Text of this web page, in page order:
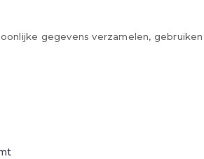
gegevens verzamelen,